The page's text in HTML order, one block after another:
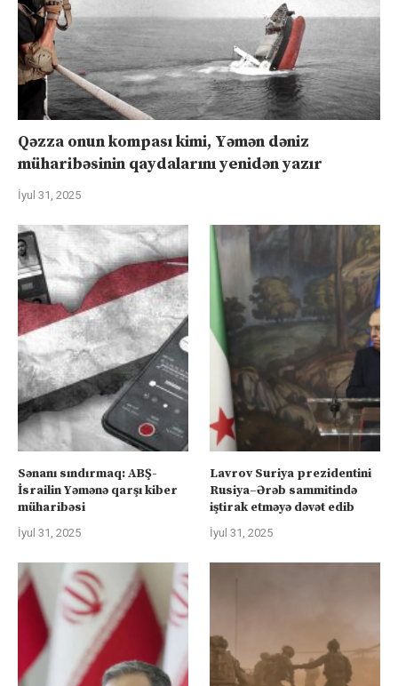
Qəzza onun kompası kimi, Yəmən dəniz
müharibəsinin qaydalarını yenidən yazır
İyul 31, 2025
Sənanı sındırmaq: ABŞ-
İsrailin Yəmənə qarşı kiber
müharibəsi
İyul 31, 2025
Lavrov Suriya prezidentini
Rusiya–Ərəb sammitində
iştirak etməyə dəvət edib
İyul 31, 2025